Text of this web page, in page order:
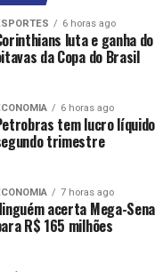
a placa
como a
em uma
ao endereço
prontamente
encontrados
levados do
sobre os
o suspeito
6 horas ago
luta e ganha
da Copa do Brasil
6 horas ago
tem lucro
trimestre
7 horas ago
acerta Mega-
R$ 165 milhões